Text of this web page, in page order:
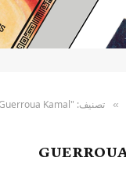
» تصنيف: "Guerroua Kamal" (صفحة 6)